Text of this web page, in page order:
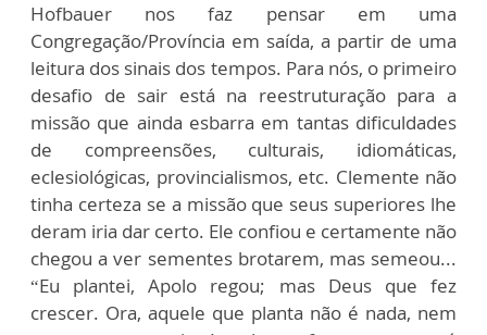
Hofbauer nos faz pensar em uma
Congregação/Província em saída, a partir de uma
leitura dos sinais dos tempos. Para nós, o primeiro
desafio de sair está na reestruturação para a
missão que ainda esbarra em tantas dificuldades
de compreensões, culturais, idiomáticas,
eclesiológicas, provincialismos, etc. Clemente não
tinha certeza se a missão que seus superiores lhe
deram iria dar certo. Ele confiou e certamente não
chegou a ver sementes brotarem, mas semeou...
“Eu plantei, Apolo regou; mas Deus que fez
crescer. Ora, aquele que planta não é nada, nem